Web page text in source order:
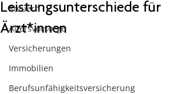
Steuern
Altersvorsorge
Versicherungen
Immobilien
Berufsunfähigkeitsversicherung
Leistungsunterschiede für
Ärzt*innen